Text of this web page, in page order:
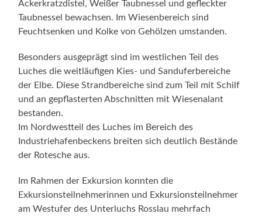
Ackerkratzdistel, Weißer Taubnessel und gefleckter
Taubnessel bewachsen. Im Wiesenbereich sind
Feuchtsenken und Kolke von Gehölzen umstanden.
Besonders ausgeprägt sind im westlichen Teil des
Luches die weitläufigen Kies- und Sanduferbereiche
der Elbe. Diese Strandbereiche sind zum Teil mit Schilf
und an gepflasterten Abschnitten mit Wiesenalant
bestanden.
Im Nordwestteil des Luches im Bereich des
Industriehafenbeckens breiten sich deutlich Bestände
der Rotesche aus.
Im Rahmen der Exkursion konnten die
Exkursionsteilnehmerinnen und Exkursionsteilnehmer
am Westufer des Unterluchs Rosslau mehrfach